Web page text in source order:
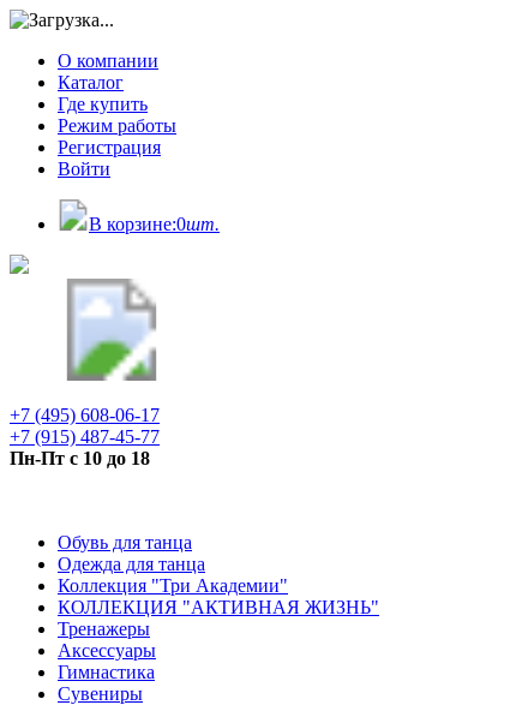
О компании
Каталог
Где купить
Режим работы
Регистрация
Войти
В корзине:0шт.
+7 (495) 608-06-17
+7 (915) 487-45-77
Пн-Пт с 10 до 18
Обувь для танца
Одежда для танца
Коллекция "Три Академии"
КОЛЛЕКЦИЯ "АКТИВНАЯ ЖИЗНЬ"
Тренажеры
Аксессуары
Гимнастика
Сувениры